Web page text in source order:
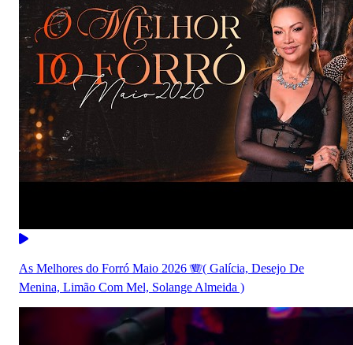
As Melhores do Forró Maio 2026 🪗( Galícia, Desejo De
Menina, Limão Com Mel, Solange Almeida )